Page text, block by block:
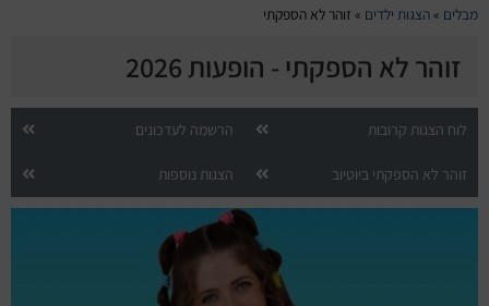
הופעות היום
סטנדאפ
הצגות ילדים
הופעות חיות
מבלים »הצגות ילדים » זוהר לא הספקתי
זוהר לא הספקתי - הופעות 2026
לוח הצגות קרובות הרשמה לעדכונים
זוהר לא הספקתי ביוטיוב הצגות נוספות